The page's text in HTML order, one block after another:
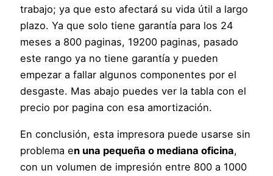
trabajo; ya que esto afectará su vida útil a largo
plazo. Ya que solo tiene garantía para los 24
meses a 800 paginas, 19200 paginas, pasado
este rango ya no tiene garantía y pueden
empezar a fallar algunos componentes por el
desgaste. Mas abajo puedes ver la tabla con el
precio por pagina con esa amortización.
En conclusión, esta impresora puede usarse sin
problema en una pequeña o mediana oficina,
con un volumen de impresión entre 800 a 1000